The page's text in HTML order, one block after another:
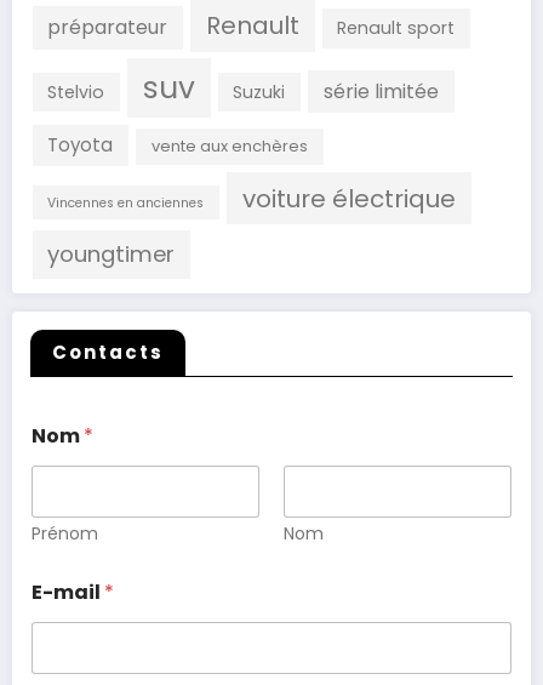
préparateur Renault Renault sport
Stelvio suv Suzuki série limitée
Toyota vente aux enchères
Vincennes en anciennes voiture électrique
youngtimer
Contacts
Nom*
Prénom Nom
E-mail *